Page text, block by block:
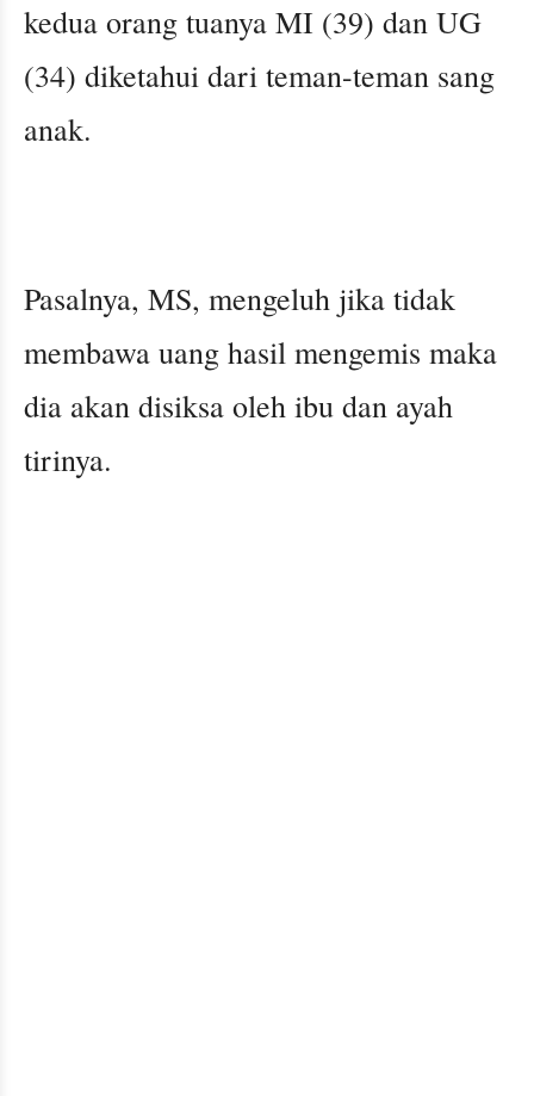
kedua orang tuanya MI (39) dan UG
(34) diketahui dari teman-teman sang
anak.
Pasalnya, MS, mengeluh jika tidak
membawa uang hasil mengemis maka
dia akan disiksa oleh ibu dan ayah
tirinya.